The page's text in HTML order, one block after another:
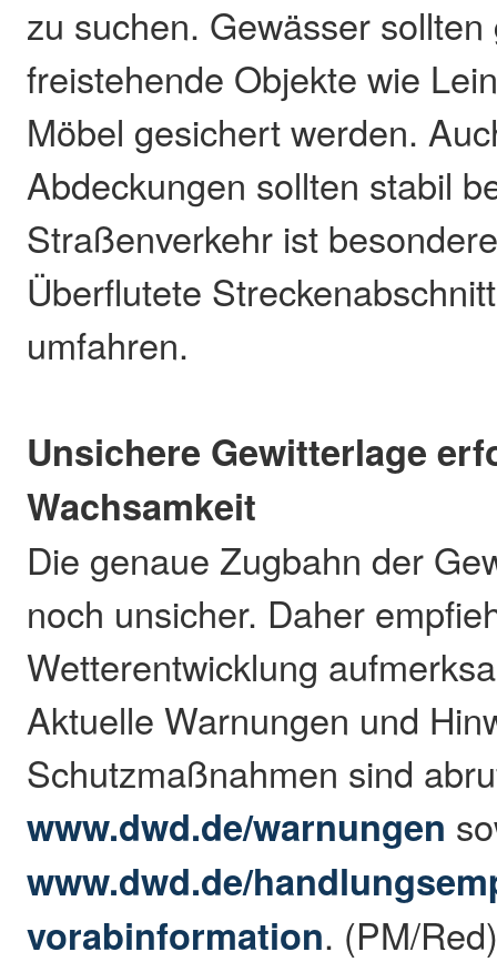
zu suchen. Gewässer
freistehende Objekte wie
Möbel gesichert werden.
Abdeckungen sollten stabil
Straßenverkehr ist
Überflutete
umfahren.
Unsichere Gewitterlage
Wachsamkeit
Die genaue Zugbahn der
noch unsicher. Daher
Wetterentwicklung
Aktuelle Warnungen und
Schutzmaßnahmen sind
www.dwd.de/warnungen
www.dwd.de/
vorabinformation. (PM/